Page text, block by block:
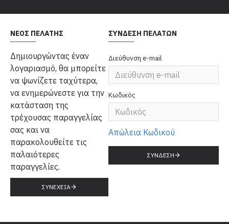
ΝΈΟΣ ΠΕΛΆΤΗΣ
Δημιουργώντας έναν
λογαριασμό, θα μπορείτε
να ψωνίζετε ταχύτερα,
να ενημερώνεστε για την
κατάσταση της
τρέχουσας παραγγελίας
σας και να
παρακολουθείτε τις
παλαιότερες
παραγγελίες.
ΣΥΝΈΧΕΙΑ
ΣΎΝΔΕΣΗ ΠΕΛΑΤΏΝ
Διεύθυνση e-mail
Κωδικός
Απώλεια Κωδικού
ΣΎΝΔΕΣΗ